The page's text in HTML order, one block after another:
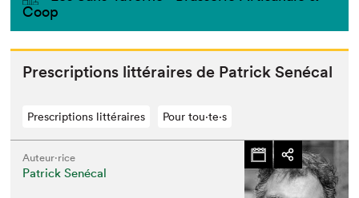
Coop
Pre­scrip­tions lit­téraires de Patrick Senécal
Prescriptions littéraires Pour tou⋅te⋅s
Auteur·rice
Patrick Senécal